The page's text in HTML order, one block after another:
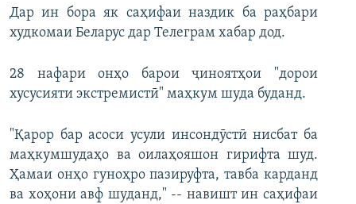
Ҳамаи сомонаҳои RFE/RL
Дар ин бора як саҳифаи наздик ба раҳбари
худкомаи Беларус дар Телеграм хабар дод.
28 нафари онҳо барои ҷиноятҳои "дорои
хусусияти экстремистӣ" маҳкум шуда буданд.
"Қарор бар асоси усули инсондӯстӣ нисбат ба
маҳкумшудаҳо ва оилаҳояшон гирифта шуд.
Ҳамаи онҳо гуноҳро пазируфта, тавба карданд
ва хоҳони авф шуданд," -- навишт ин саҳифаи